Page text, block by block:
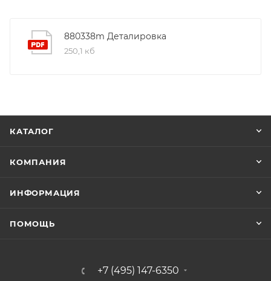
880338m Деталировка
250,1 кб
КАТАЛОГ
КОМПАНИЯ
ИНФОРМАЦИЯ
ПОМОЩЬ
+7 (495) 147-6350